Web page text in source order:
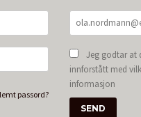
passord?
Jeg godtar at
innforstått med
informasjon